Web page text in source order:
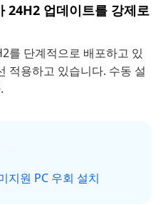
24H2 업데이트를 강제로
를 단계적으로 배포하고 있
적용하고 있습니다. 수동 설
지원 PC 우회 설치